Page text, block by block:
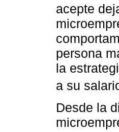
acepte
persona
la
a su
Desde la